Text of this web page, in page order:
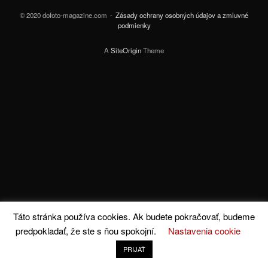
© 2020 dofoto-magazine.com
Zásady ochrany osobných údajov a zmluvné
podmienky
A SiteOriginTheme
Táto stránka používa cookies. Ak budete pokračovať, budeme
predpokladať, že ste s ňou spokojní.
Nastavenia cookie
PRIJAŤ